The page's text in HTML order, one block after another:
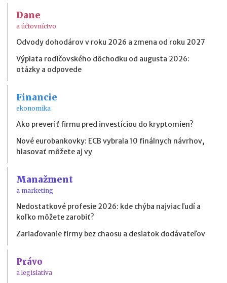
Dane
a účtovníctvo
Odvody dohodárov v roku 2026 a zmena od roku 2027
Výplata rodičovského dôchodku od augusta 2026:
otázky a odpovede
Financie
ekonomika
Ako preveriť firmu pred investíciou do kryptomien?
Nové eurobankovky: ECB vybrala 10 finálnych návrhov,
hlasovať môžete aj vy
Manažment
a marketing
Nedostatkové profesie 2026: kde chýba najviac ľudí a
koľko môžete zarobiť?
Zariaďovanie firmy bez chaosu a desiatok dodávateľov
Právo
a legislatíva